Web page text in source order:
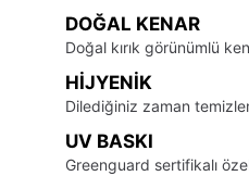
DOĞAL KENAR
Doğal kırık görünümlü
HIJYENIK
Dilediğiniz zaman
UV BASKI
Greenguard sertifikalı